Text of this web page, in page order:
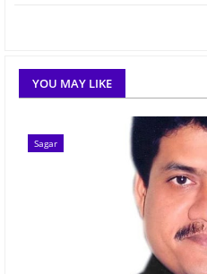
YOU MAY LIKE
Sagar